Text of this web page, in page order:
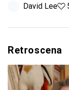
David Lee55
Retroscena